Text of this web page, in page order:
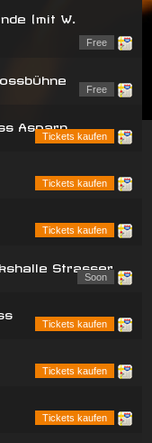
(mit W.
Free
Free
Asparn
Tickets kaufen
Tickets kaufen
Tickets kaufen
Strasser
Soon
Tickets kaufen
Tickets kaufen
Tickets kaufen